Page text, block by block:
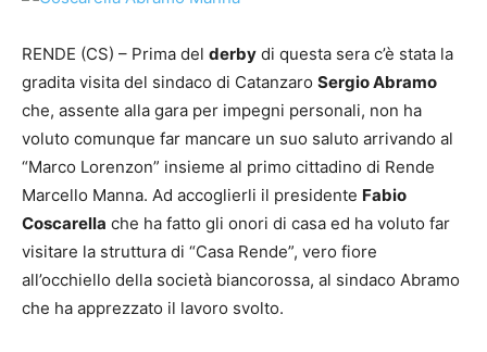
RENDE (CS) – Prima del derby di questa sera c’è stata la
gradita visita del sindaco di Catanzaro Sergio Abramo
che, assente alla gara per impegni personali, non ha
voluto comunque far mancare un suo saluto arrivando al
“Marco Lorenzon” insieme al primo cittadino di Rende
Marcello Manna. Ad accoglierli il presidente Fabio
Coscarella che ha fatto gli onori di casa ed ha voluto far
visitare la struttura di “Casa Rende”, vero fiore
all’occhiello della società biancorossa, al sindaco Abramo
che ha apprezzato il lavoro svolto.